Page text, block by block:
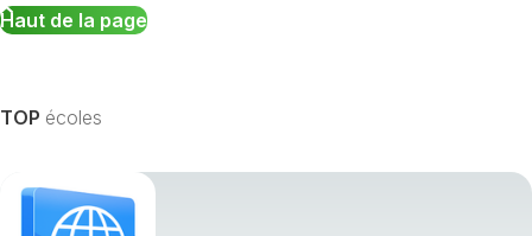
Haut de la page
TOP écoles